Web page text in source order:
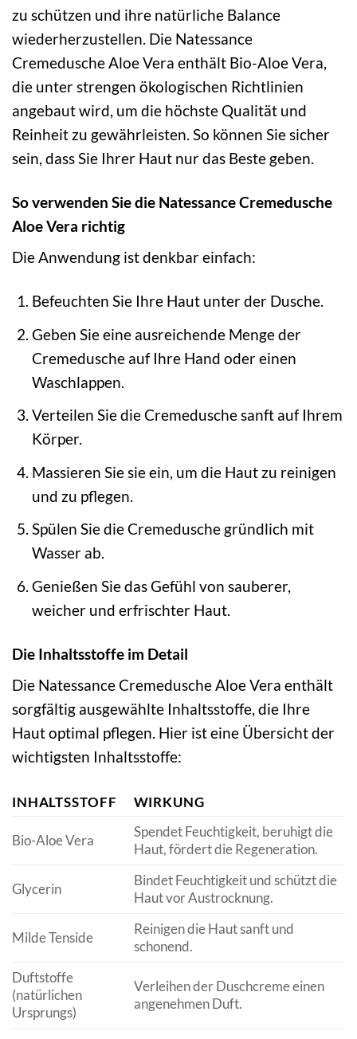
zu schützen und ihre natürliche Balance
wiederherzustellen. Die Natessance
Cremedusche Aloe Vera enthält Bio-Aloe Vera,
die unter strengen ökologischen Richtlinien
angebaut wird, um die höchste Qualität und
Reinheit zu gewährleisten. So können Sie sicher
sein, dass Sie Ihrer Haut nur das Beste geben.
So verwenden Sie die Natessance Cremedusche
Aloe Vera richtig
Die Anwendung ist denkbar einfach:
Befeuchten Sie Ihre Haut unter der Dusche.
Geben Sie eine ausreichende Menge der
Cremedusche auf Ihre Hand oder einen
Waschlappen.
Verteilen Sie die Cremedusche sanft auf Ihrem
Körper.
Massieren Sie sie ein, um die Haut zu reinigen
und zu pflegen.
Spülen Sie die Cremedusche gründlich mit
Wasser ab.
Genießen Sie das Gefühl von sauberer,
weicher und erfrischter Haut.
Die Inhaltsstoffe im Detail
Die Natessance Cremedusche Aloe Vera enthält
sorgfältig ausgewählte Inhaltsstoffe, die Ihre
Haut optimal pflegen. Hier ist eine Übersicht der
wichtigsten Inhaltsstoffe:
INHALTSSTOFF WIRKUNG
Bio-Aloe Vera
Spendet Feuchtigkeit, beruhigt die
Haut, fördert die Regeneration.
Glycerin
Bindet Feuchtigkeit und schützt die
Haut vor Austrocknung.
Milde Tenside
Reinigen die Haut sanft und
schonend.
Duftstoffe
(natürlichen
Ursprungs)
Verleihen der Duschcreme einen
angenehmen Duft.